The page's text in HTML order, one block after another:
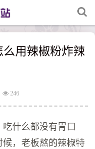
用辣椒粉炸辣
246
什么都没有胃口
候，老板熬的辣椒特